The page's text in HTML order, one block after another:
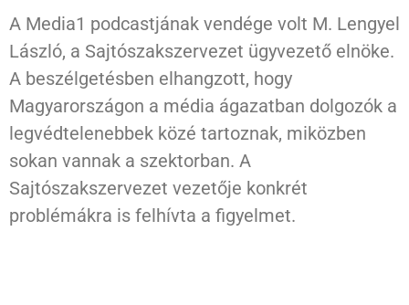
A Media1 podcastjának vendége volt M. Lengyel
László, a Sajtószakszervezet ügyvezető elnöke.
A beszélgetésben elhangzott, hogy
Magyarországon a média ágazatban dolgozók a
legvédtelenebbek közé tartoznak, miközben
sokan vannak a szektorban. A
Sajtószakszervezet vezetője konkrét
problémákra is felhívta a figyelmet.